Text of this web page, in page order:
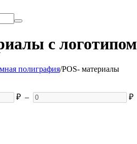
с логотипом
полиграфия/POS- материалы
₽ – ₽